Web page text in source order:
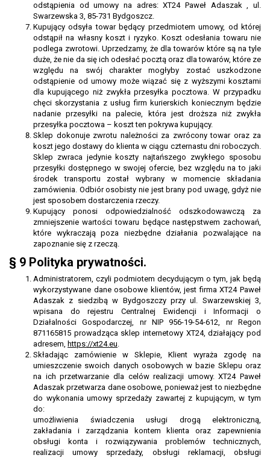
odstąpienia od umowy na adres: XT24 Paweł Adaszak , ul.
Swarzewska 3, 85-731 Bydgoszcz.
Kupujący odsyła towar będący przedmiotem umowy, od której
odstąpił na własny koszt i ryzyko. Koszt odesłania towaru nie
podlega zwrotowi. Uprzedzamy, że dla towarów które są na tyle
duże, że nie da się ich odesłać pocztą oraz dla towarów, które ze
względu na swój charakter mogłyby zostać uszkodzone
odstąpienie od umowy może wiązać się z wyższymi kosztami
dla kupującego niż zwykła przesyłka pocztowa. W przypadku
chęci skorzystania z usług firm kurierskich koniecznym będzie
nadanie przesyłki na palecie, która jest droższa niż zwykła
przesyłka pocztowa – koszt ten pokrywa kupujący.
Sklep dokonuje zwrotu należności za zwrócony towar oraz za
koszt jego dostawy do klienta w ciągu czternastu dni roboczych.
Sklep zwraca jedynie koszty najtańszego zwykłego sposobu
przesyłki dostępnego w swojej ofercie, bez względu na to jaki
środek transportu został wybrany w momencie składania
zamówienia. Odbiór osobisty nie jest brany pod uwagę, gdyż nie
jest sposobem dostarczenia rzeczy.
Kupujący ponosi odpowiedzialność odszkodowawczą za
zmniejszenie wartości towaru będące następstwem zachowań,
które wykraczają poza niezbędne działania pozwalające na
zapoznanie się z rzeczą.
§ 9 Polityka prywatności.
Administratorem, czyli podmiotem decydującym o tym, jak będą
wykorzystywane dane osobowe klientów, jest firma XT24 Paweł
Adaszak z siedzibą w Bydgoszczy przy ul. Swarzewskiej 3,
wpisana do rejestru Centralnej Ewidencji i Informacji o
Działalności Gospodarczej, nr NIP 956-19-54-612, nr Regon
871165815 prowadząca sklep internetowy XT24, działający pod
adresem, https://xt24.eu.
Składając zamówienie w Sklepie, Klient wyraża zgodę na
umieszczenie swoich danych osobowych w bazie Sklepu oraz
na ich przetwarzanie dla celów realizacji umowy. XT24 Paweł
Adaszak przetwarza dane osobowe, ponieważ jest to niezbędne
do wykonania umowy sprzedaży zawartej z kupującym, w tym
do:
umożliwienia świadczenia usługi drogą elektroniczną,
zakładania i zarządzania kontem klienta oraz zapewnienia
obsługi konta i rozwiązywania problemów technicznych,
realizacji umowy sprzedaży, obsługi reklamacji, obsługi